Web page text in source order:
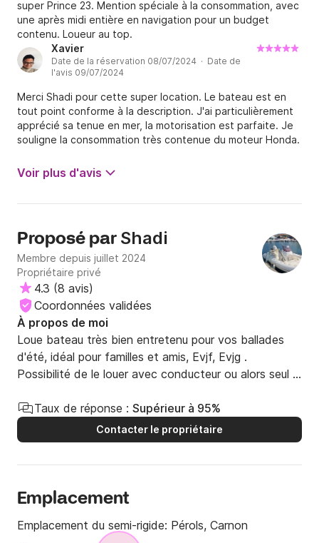
super Prince 23. Mention spéciale à la consommation, avec
une après midi entière en navigation pour un budget
contenu. Loueur au top.
Xavier
Date de la réservation 08/07/2024 · Date de
l'avis 09/07/2024
Merci Shadi pour cette super location. Le bateau est en
tout point conforme à la description. J'ai particulièrement
apprécié sa tenue en mer, la motorisation est parfaite. Je
souligne la consommation très contenue du moteur Honda.
Evidemment, je ne peux que recommander !!!!!
Voir plus d'avis
Proposé par Shadi
Membre depuis juillet 2024
Propriétaire privé
4.3 (8 avis)
Coordonnées validées
À propos de moi
Loue bateau très bien entretenu pour vos ballades
d'été, idéal pour familles et amis, Evjf, Evjg .
Possibilité de le louer avec conducteur ou alors seul si
Taux de réponse : Supérieur à 95%
Contacter le propriétaire
Emplacement
Emplacement du semi-rigide: Pérols, Carnon